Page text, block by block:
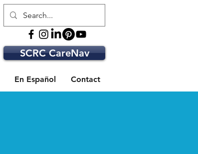
SCRC CareNav
En Español Contact